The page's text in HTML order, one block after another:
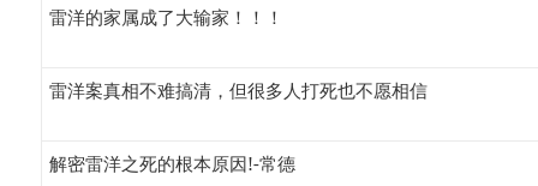
雷洋的家属成了大输家！！！
雷洋案真相不难搞清，但很多人打死也不愿相信
解密雷洋之死的根本原因!-常德